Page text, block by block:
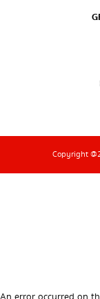
Copyright